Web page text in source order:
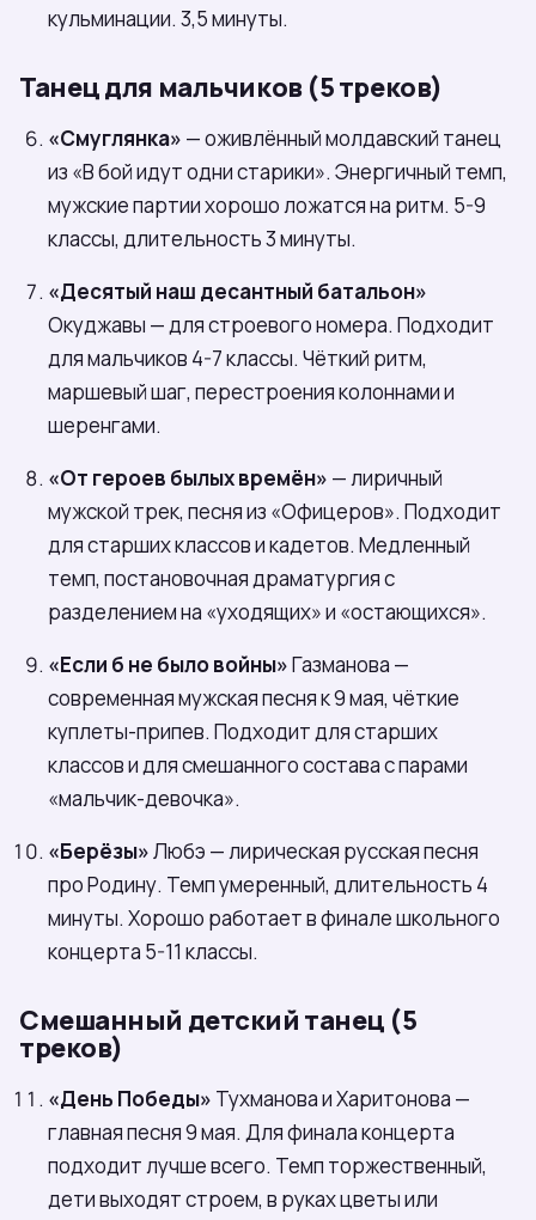
кульминации. 3,5 минуты.
Танец для мальчиков (5 треков)
«Смуглянка» — оживлённый молдавский танец
из «В бой идут одни старики». Энергичный темп,
мужские партии хорошо ложатся на ритм. 5-9
классы, длительность 3 минуты.
«Десятый наш десантный батальон»
Окуджавы — для строевого номера. Подходит
для мальчиков 4-7 классы. Чёткий ритм,
маршевый шаг, перестроения колоннами и
шеренгами.
«От героев былых времён» — лиричный
мужской трек, песня из «Офицеров». Подходит
для старших классов и кадетов. Медленный
темп, постановочная драматургия с
разделением на «уходящих» и «остающихся».
«Если б не было войны»Газманова —
современная мужская песня к 9 мая, чёткие
куплеты-припев. Подходит для старших
классов и для смешанного состава с парами
«мальчик-девочка».
«Берёзы»Любэ — лирическая русская песня
про Родину. Темп умеренный, длительность 4
минуты. Хорошо работает в финале школьного
концерта 5-11 классы.
Смешанный детский танец (5
треков)
«День Победы» Тухманова и Харитонова —
главная песня 9 мая. Для финала концерта
подходит лучше всего. Темп торжественный,
дети выходят строем, в руках цветы или